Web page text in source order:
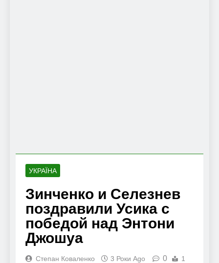
УКРАЇНА
Зинченко и Селезнев
поздравили Усика с
победой над Энтони
Джошуа
Степан Коваленко 3 Роки Ago 0
1